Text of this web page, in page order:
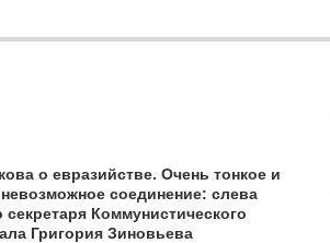
о евразийстве. Очень тонкое и
соединение: слева
секретаря Коммунистического
Григория Зиновьева